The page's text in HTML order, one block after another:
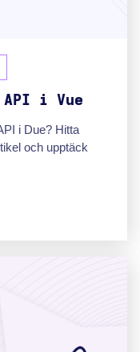
API i Vue
i Due? Hitta
och upptäck